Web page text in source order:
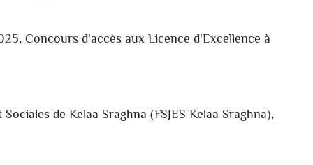
Concours d'accès aux Licence d'Excellence à
de Kelaa Sraghna (FSJES Kelaa Sraghna),